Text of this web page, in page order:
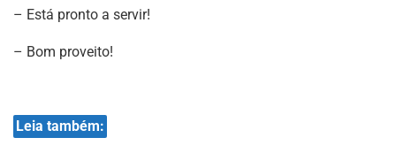
– Está pronto a servir!
– Bom proveito!
Leia também: